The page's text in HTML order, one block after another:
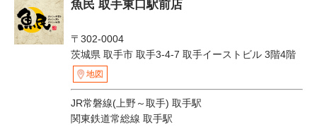
魚民 取手東口駅前店
〒302-0004
茨城県 取手市 取手3-4-7 取手イーストビル 3階4階
地図
JR常磐線(上野～取手) 取手駅
関東鉄道常総線 取手駅